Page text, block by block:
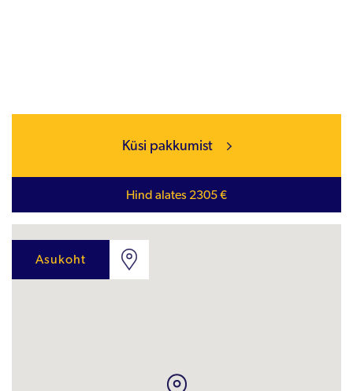
Küsi pakkumist
Hind alates 2305 €
Asukoht